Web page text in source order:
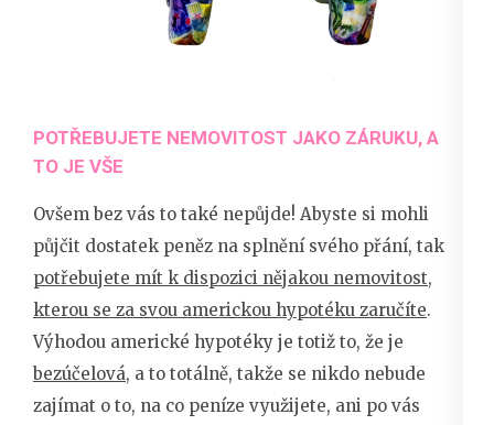
POTŘEBUJETE NEMOVITOST JAKO ZÁRUKU, A
TO JE VŠE
Ovšem bez vás to také nepůjde! Abyste si mohli
půjčit dostatek peněz na splnění svého přání, tak
potřebujete mít k dispozici nějakou nemovitost,
kterou se za svou americkou hypotéku zaručíte.
Výhodou americké hypotéky je totiž to, že je
bezúčelová, a to totálně, takže se nikdo nebude
zajímat o to, na co peníze využijete, ani po vás